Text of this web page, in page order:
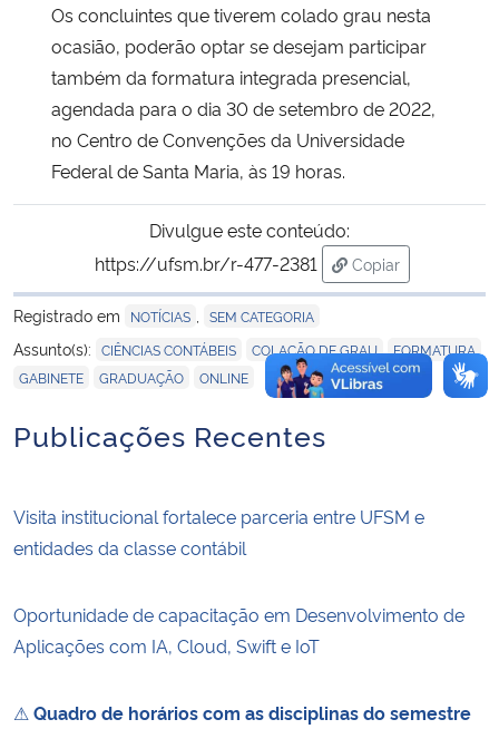
Os concluintes que tiverem colado grau nesta
ocasião, poderão optar se desejam participar
também da formatura integrada presencial,
agendada para o dia 30 de setembro de 2022,
no Centro de Convenções da Universidade
Federal de Santa Maria, às 19 horas.
Divulgue este conteúdo:
https://ufsm.br/r-477-2381
Copiar
para área de
Registrado em
NOTÍCIAS SEM CATEGORIA
Assunto(s): CIÊNCIAS CONTÁBEIS COLAÇÃO DE GRAU FORMATURA
GABINETE GRADUAÇÃO ONLINE
Publicações Recentes
Visita institucional fortalece parceria entre UFSM e
entidades da classe contábil
Oportunidade de capacitação em Desenvolvimento de
Aplicações com IA, Cloud, Swift e IoT
⚠ Quadro de horários com as disciplinas do semestre